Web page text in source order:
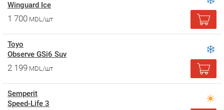
Winguard Ice
1 700 MDL/шт
Toyo
Observe GSi6 Suv
2 199 MDL/шт
Semperit
Speed-Life 3